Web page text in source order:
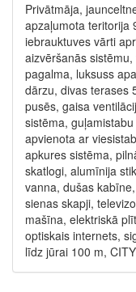
Privātmāja,
apzaļumota teritorija
iebrauktuves vārti
aizvēršanās
pagalma, luksuss
dārzu, divas terases
pusēs, gaisa
sistēma,
apvienota ar
apkures sistēma,
skatlogi, alumīnija
vanna, dušas
sienas skapji,
mašīna, elektriskā
optiskais internets,
līdz jūrai 100 m,